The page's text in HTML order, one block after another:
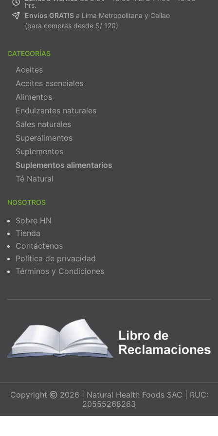
hrs.
Envios GRATIS a Lima Metropolitana y Callao
(para compras desde S/ 120)
CATEGORÍAS
Aceites
Aceites esenciales
Alimentos
Endulzantes naturales
Sales naturales
Superalimentos
Suplementos
Suplementos alimentarios
Té Natural
NOSOTROS
Sobre HN
Tienda
Contáctenos
Política de privacidad
Términos y Condiciones
Copyright
2026 | Natural Health Foods SAC | RUC:
20555268263